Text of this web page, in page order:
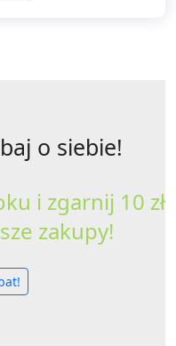
o siebie!
i zgarnij 10 zł
zakupy!